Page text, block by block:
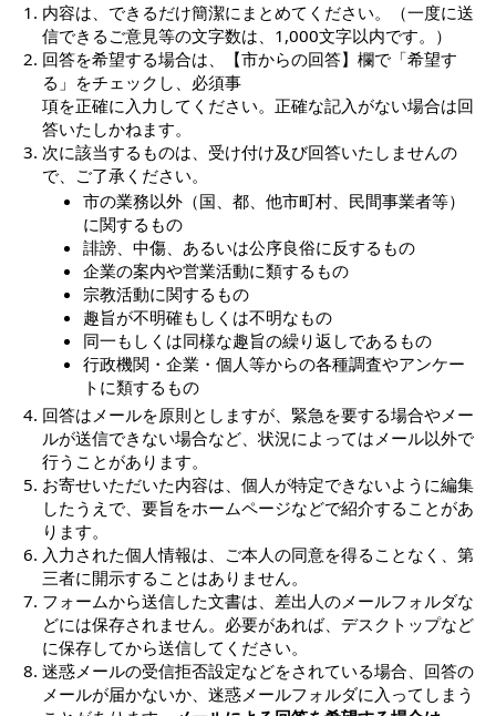
内容は、できるだけ簡潔にまとめてください。（一度に送
信できるご意見等の文字数は、1,000文字以内です。）
回答を希望する場合は、【市からの回答】欄で「希望す
る」をチェックし、必須事
項を正確に入力してください。正確な記入がない場合は回
答いたしかねます。
次に該当するものは、受け付け及び回答いたしませんの
で、ご了承ください。
市の業務以外（国、都、他市町村、民間事業者等）
に関するもの
誹謗、中傷、あるいは公序良俗に反するもの
企業の案内や営業活動に類するもの
宗教活動に関するもの
趣旨が不明確もしくは不明なもの
同一もしくは同様な趣旨の繰り返しであるもの
行政機関・企業・個人等からの各種調査やアンケー
トに類するもの
回答はメールを原則としますが、緊急を要する場合やメー
ルが送信できない場合など、状況によってはメール以外で
行うことがあります。
お寄せいただいた内容は、個人が特定できないように編集
したうえで、要旨をホームページなどで紹介することがあ
ります。
入力された個人情報は、ご本人の同意を得ることなく、第
三者に開示することはありません。
フォームから送信した文書は、差出人のメールフォルダな
どには保存されません。必要があれば、デスクトップなど
に保存してから送信してください。
迷惑メールの受信拒否設定などをされている場合、回答の
メールが届かないか、迷惑メールフォルダに入ってしまう